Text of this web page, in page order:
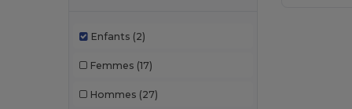
Enfants (2)
Femmes (17)
Hommes (27)